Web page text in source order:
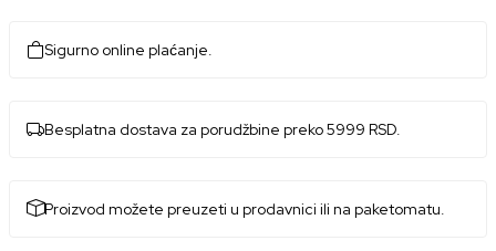
Sigurno online plaćanje.
Besplatna dostava za porudžbine preko 5999 RSD.
Proizvod možete preuzeti u prodavnici ili na paketomatu.